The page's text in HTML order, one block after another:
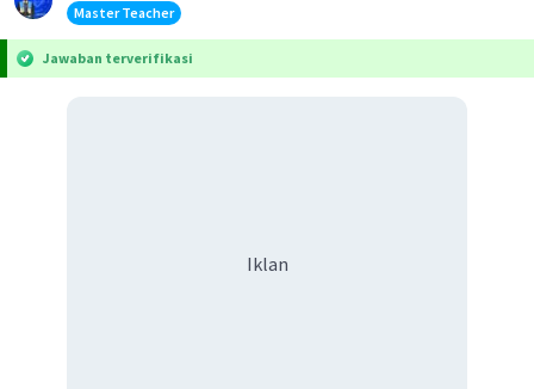
Master Teacher
Jawaban terverifikasi
Iklan